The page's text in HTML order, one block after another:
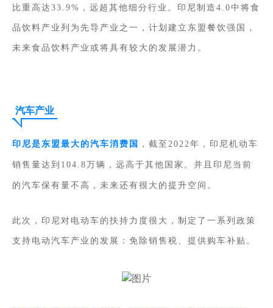
比重高达33.9%，远超其他细分行业。印尼制造4.0中将食
品饮料产业列为先导产业之一，计划建立东盟餐饮强国，
未来食品饮料产业或将具有较大的发展潜力。
汽车产业
印尼是东盟最大的汽车消费国 ，截至2022年，印尼机动车
销售量达到104.8万辆，远高于其他国家。并且印尼当前
的汽车保有量不高，未来还有很大的提升空间。
此次，印尼对电动车的扶持力度很大，制定了一系列政策
支持电动汽车产业的发展：免除销售税、提供购车补贴。